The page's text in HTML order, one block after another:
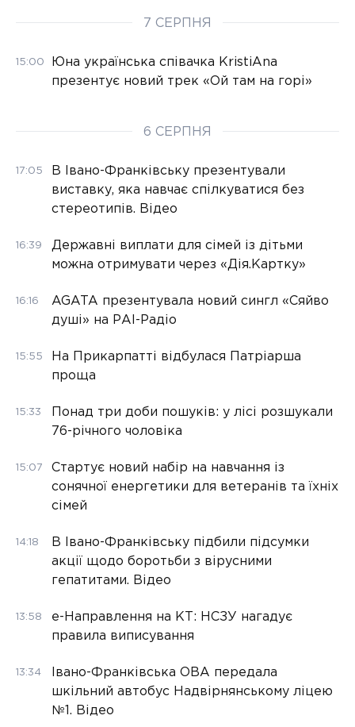
7 СЕРПНЯ
15:00
Юна українська співачка KristiAna
презентує новий трек «Ой там на горі»
6 СЕРПНЯ
17:05
В Івано-Франківську презентували
виставку, яка навчає спілкуватися без
стереотипів. Відео
16:39
Державні виплати для сімей із дітьми
можна отримувати через «Дія.Картку»
16:16
AGATA презентувала новий сингл «Сяйво
душі» на РАІ-Радіо
15:55
На Прикарпатті відбулася Патріарша
проща
15:33
Понад три доби пошуків: у лісі розшукали
76-річного чоловіка
15:07
Стартує новий набір на навчання із
сонячної енергетики для ветеранів та їхніх
сімей
14:18
В Івано-Франківську підбили підсумки
акції щодо боротьби з вірусними
гепатитами. Відео
13:58
е-Направлення на КТ: НСЗУ нагадує
правила виписування
13:34
Івано-Франківська ОВА передала
шкільний автобус Надвірнянському ліцею
№1. Відео